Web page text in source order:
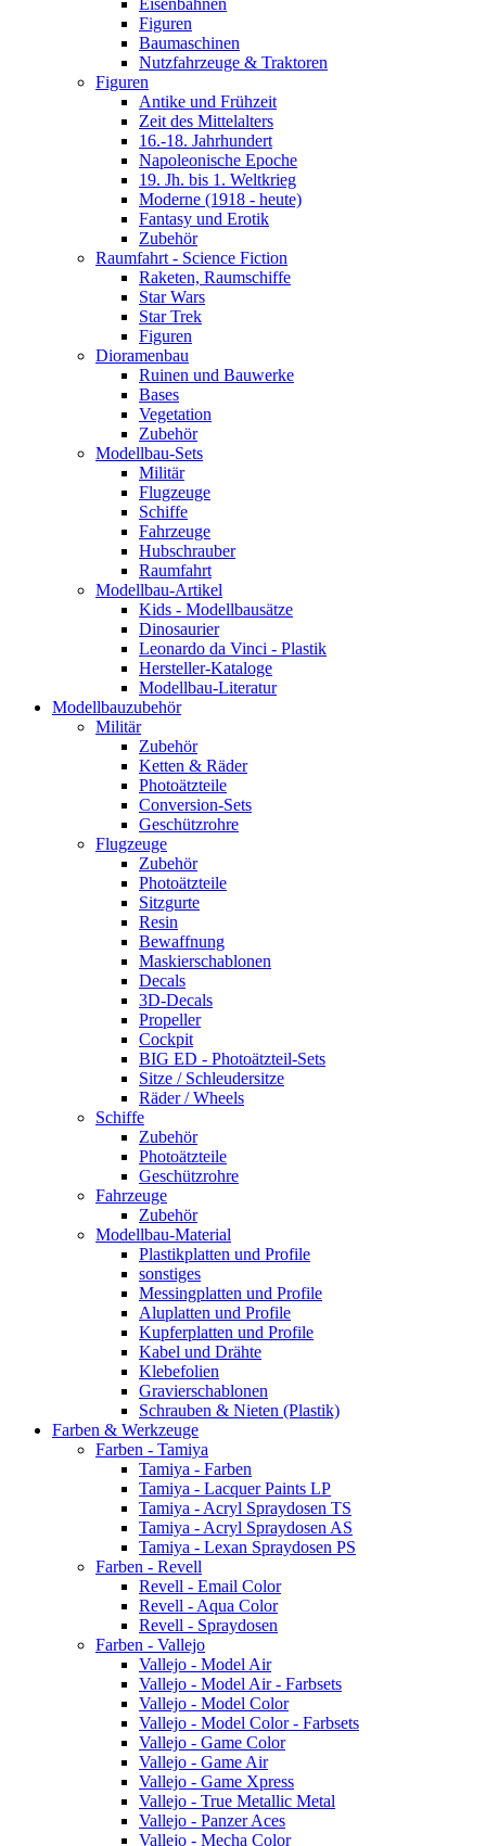
Eisenbahnen
Figuren
Baumaschinen
Nutzfahrzeuge & Traktoren
Figuren
Antike und Frühzeit
Zeit des Mittelalters
16.-18. Jahrhundert
Napoleonische Epoche
19. Jh. bis 1. Weltkrieg
Moderne (1918 - heute)
Fantasy und Erotik
Zubehör
Raumfahrt - Science Fiction
Raketen, Raumschiffe
Star Wars
Star Trek
Figuren
Dioramenbau
Ruinen und Bauwerke
Bases
Vegetation
Zubehör
Modellbau-Sets
Militär
Flugzeuge
Schiffe
Fahrzeuge
Hubschrauber
Raumfahrt
Modellbau-Artikel
Kids - Modellbausätze
Dinosaurier
Leonardo da Vinci - Plastik
Hersteller-Kataloge
Modellbau-Literatur
Modellbauzubehör
Militär
Zubehör
Ketten & Räder
Photoätzteile
Conversion-Sets
Geschützrohre
Flugzeuge
Zubehör
Photoätzteile
Sitzgurte
Resin
Bewaffnung
Maskierschablonen
Decals
3D-Decals
Propeller
Cockpit
BIG ED - Photoätzteil-Sets
Sitze / Schleudersitze
Räder / Wheels
Schiffe
Zubehör
Photoätzteile
Geschützrohre
Fahrzeuge
Zubehör
Modellbau-Material
Plastikplatten und Profile
sonstiges
Messingplatten und Profile
Aluplatten und Profile
Kupferplatten und Profile
Kabel und Drähte
Klebefolien
Gravierschablonen
Schrauben & Nieten (Plastik)
Farben & Werkzeuge
Farben - Tamiya
Tamiya - Farben
Tamiya - Lacquer Paints LP
Tamiya - Acryl Spraydosen TS
Tamiya - Acryl Spraydosen AS
Tamiya - Lexan Spraydosen PS
Farben - Revell
Revell - Email Color
Revell - Aqua Color
Revell - Spraydosen
Farben - Vallejo
Vallejo - Model Air
Vallejo - Model Air - Farbsets
Vallejo - Model Color
Vallejo - Model Color - Farbsets
Vallejo - Game Color
Vallejo - Game Air
Vallejo - Game Xpress
Vallejo - True Metallic Metal
Vallejo - Panzer Aces
Vallejo - Mecha Color